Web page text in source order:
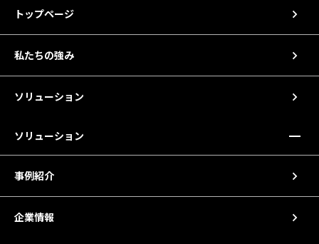
トップページ
私たちの強み
ソリューション
ソリューション
事例紹介
企業情報